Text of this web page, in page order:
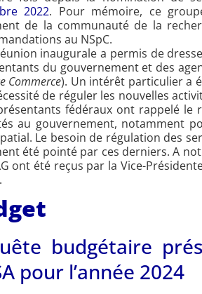
2022. Pour mémoire, ce
de la communauté de la
au NSpC.
inaugurale a permis de
du gouvernement et des
Commerce). Un intérêt particulier a
de réguler les nouvelles
fédéraux ont rappelé
au gouvernement, notamment
Le besoin de régulation des
été pointé par ces derniers. A
ont été reçus par la Vice-
.
budgétaire
pour l’année 2024